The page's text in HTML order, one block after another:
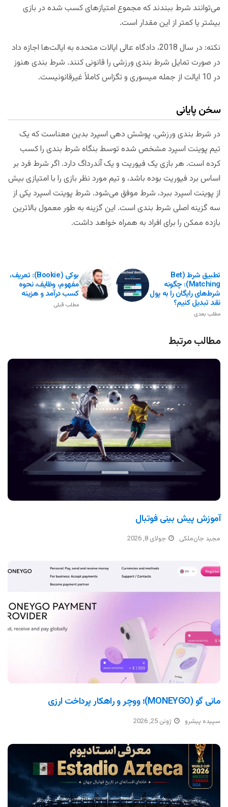
می‌توانند شرط ببندند که مجموع امتیازهای کسب شده در بازی
بیشتر یا کمتر از این مقدار است.
نکته: در سال 2018، دادگاه عالی ایالات متحده به ایالت‌ها اجازه داد
در صورت تمایل شرط بندی ورزشی را قانونی کنند. شرط بندی هنوز
در 10 ایالت از جمله میسوری و تگزاس کاملاً غیرقانونیست.
سخن پایانی
در شرط بندی ورزشی، پوشش دهی اسپرد بدین معناست که یک
تیم پوینت اسپرد مشخص شده توسط بنگاه شرط بندی را کسب
کرده است. هر بازی یک فیوریت و یک آندرداگ دارد. اگر شرط فرد بر
اساس برد فیوریت بوده باشد، و تیم مورد نظر بازی را با امتیازی بیش
از پوینت اسپرد ببرد، شرط موفق می‌شود. شرط پوینت اسپرد یکی از
سه گزینه اصلی شرط بندی است. این گزینه به طور معمول بالاترین
بازده ممکن را برای افراد به همراه خواهد داشت.
بوکی (Bookie): تعریف،
مفهوم، وظایف، نحوه
کسب درآمد و هزینه
مطلب قبلی
تطبیق شرط (Bet
Matching): چگونه
شرط‌های رایگان را به پول
نقد تبدیل کنیم؟
مطلب بعدی
مطالب مرتبط
آموزش پیش بینی فوتبال
مجید جان‌ملکی جولای 8, 2026
مانی گو (MONEYGO)؛ ووچر و راهکار پرداخت ارزی
سپیده پیشرو ژوئن 25, 2026